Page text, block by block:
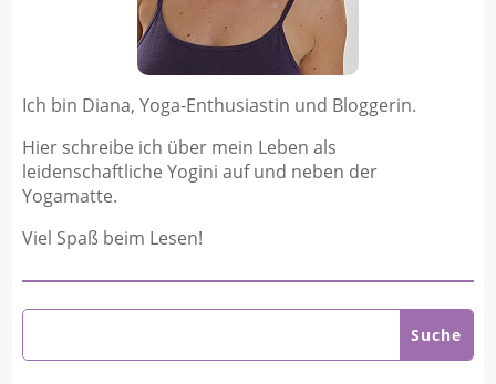
Ich bin Diana, Yoga-Enthusiastin und Bloggerin.
Hier schreibe ich über mein Leben als
leidenschaftliche Yogini auf und neben der
Yogamatte.
Viel Spaß beim Lesen!